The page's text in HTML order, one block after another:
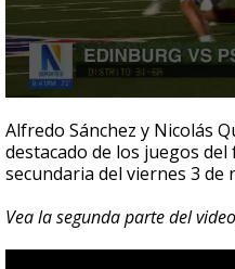
seconds
of
16
minutes,
seconds
Alfredo Sánchez y Nicolás
destacado de los juegos
secundaria del viernes 3 de
Vea la segunda parte del